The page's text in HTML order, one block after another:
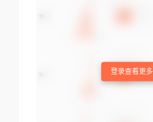
登录查看更多